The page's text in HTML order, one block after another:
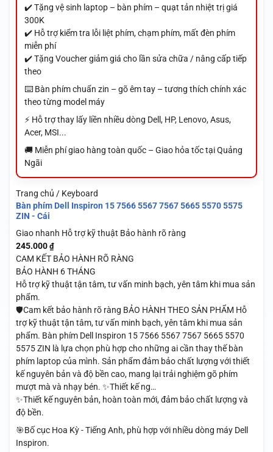
✔️ Tặng vệ sinh laptop – bàn phím – quạt tản nhiệt trị giá
300K
✔️ Hỗ trợ kiểm tra lỗi liệt phím, chạm phím, mất đèn phím
miễn phí
✔️ Tặng Voucher giảm giá cho lần sửa chữa / nâng cấp tiếp
theo
⌨️ Bàn phím chuẩn zin – gõ êm tay – tương thích chính xác
theo từng model máy
⚡ Hỗ trợ thay lấy liền nhiều dòng Dell, HP, Lenovo, Asus,
Acer, MSI...
🚚 Miễn phí giao hàng toàn quốc – Giao hỏa tốc tại Quảng
Ngãi
Trang chủ / Keyboard
Bàn phím Dell Inspiron 15 7566 5567 7567 5665 5570 5575
ZIN - Cái
Giao nhanh Hỗ trợ kỹ thuật Bảo hành rõ ràng
245.000 ₫
CAM KẾT BẢO HÀNH RÕ RÀNG
BẢO HÀNH 6 THÁNG
Hỗ trợ kỹ thuật tận tâm, tư vấn minh bạch, yên tâm khi mua sản
phẩm.
🛡️Cam kết bảo hành rõ ràng BẢO HÀNH THEO SẢN PHẨM Hỗ
trợ kỹ thuật tận tâm, tư vấn minh bạch, yên tâm khi mua sản
phẩm. Bàn phím Dell Inspiron 15 7566 5567 7567 5665 5570
5575 ZIN là lựa chọn phù hợp cho những ai cần thay thế bàn
phím laptop của mình. Sản phẩm đảm bảo chất lượng với thiết
kế nguyên bản và độ bền cao, mang lại trải nghiệm gõ phím
mượt mà và nhạy bén. ✨Thiết kế ng…
✨Thiết kế nguyên bản, hoàn toàn mới, đảm bảo chất lượng và
độ bền.
🎯Bố cục Hoa Kỳ - Tiếng Anh, phù hợp với nhiều dòng máy Dell
Inspiron.